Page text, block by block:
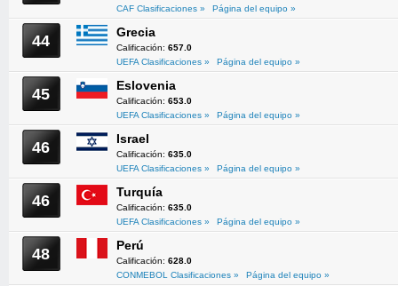
CAF Clasificaciones »
Página del equipo »
44 Grecia
Calificación: 657.0
UEFA Clasificaciones »
Página del equipo »
45 Eslovenia
Calificación: 653.0
UEFA Clasificaciones »
Página del equipo »
46 Israel
Calificación: 635.0
UEFA Clasificaciones »
Página del equipo »
46 Turquía
Calificación: 635.0
UEFA Clasificaciones »
Página del equipo »
48 Perú
Calificación: 628.0
CONMEBOL Clasificaciones »
Página del equipo »